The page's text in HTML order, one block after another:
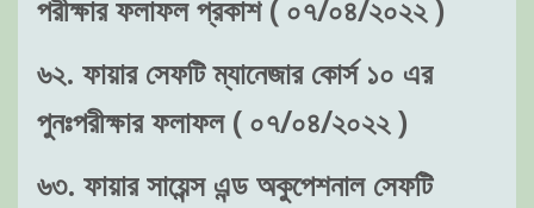
পরীক্ষার ফলাফল প্রকাশ ( ০৭/০৪/২০২২ )
৬২. ফায়ার সেফটি ম্যানেজার কোর্স ১০ এর
পুনঃপরীক্ষার ফলাফল ( ০৭/০৪/২০২২ )
৬৩. ফায়ার সায়েন্স এন্ড অকুপেশনাল সেফটি